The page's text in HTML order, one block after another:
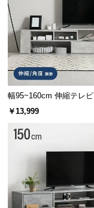
サ
ー
ビ
ス
に
て
路
に
使い勝手のい
天板下にはオー
テレビ周りをス
幅95~160cm 伸縮テレビ
レンジ多彩 引き出し収
可能 モルタル調/木目調
￥13,999